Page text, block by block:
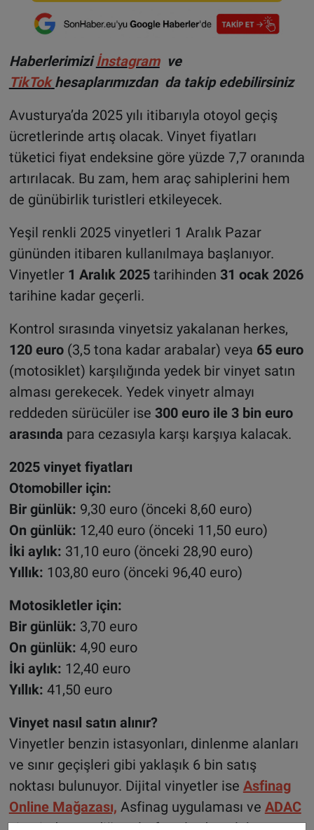
Haberlerimizi İnstagram ve
TikTok hesaplarımızdan da takip edebilirsiniz
Avusturya’da 2025 yılı itibarıyla otoyol geçiş
ücretlerinde artış olacak. Vinyet fiyatları
tüketici fiyat endeksine göre yüzde 7,7 oranında
artırılacak. Bu zam, hem araç sahiplerini hem
de günübirlik turistleri etkileyecek.
Yeşil renkli 2025 vinyetleri 1 Aralık Pazar
gününden itibaren kullanılmaya başlanıyor.
Vinyetler1 Aralık 2025tarihinden 31 ocak 2026
tarihine kadar geçerli.
Kontrol sırasında vinyetsiz yakalanan herkes,
120 euro(3,5 tona kadar arabalar) veya 65 euro
(motosiklet) karşılığında yedek bir vinyet satın
alması gerekecek. Yedek vinyetr almayı
reddeden sürücüler ise 300 euro ile 3 bin euro
arasında para cezasıyla karşı karşıya kalacak.
2025 vinyet fiyatları
Otomobiller için:
Bir günlük: 9,30 euro (önceki 8,60 euro)
On günlük: 12,40 euro (önceki 11,50 euro)
İki aylık: 31,10 euro (önceki 28,90 euro)
Yıllık: 103,80 euro (önceki 96,40 euro)
Motosikletler için:
Bir günlük: 3,70 euro
On günlük: 4,90 euro
İki aylık: 12,40 euro
Yıllık: 41,50 euro
Vinyet nasıl satın alınır?
Vinyetler benzin istasyonları, dinlenme alanları
ve sınır geçişleri gibi yaklaşık 6 bin satış
noktası bulunuyor. Dijital vinyetler ise Asfinag
Online Mağazası, Asfinag uygulaması ve ADAC